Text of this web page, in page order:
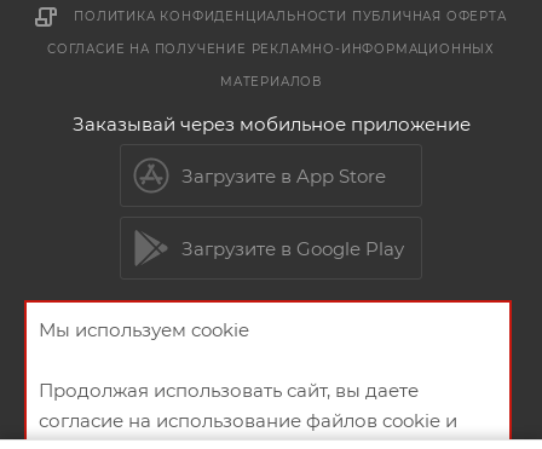
ПОЛИТИКА КОНФИДЕНЦИАЛЬНОСТИ ПУБЛИЧНАЯ ОФЕРТА
СОГЛАСИЕ НА ПОЛУЧЕНИЕ РЕКЛАМНО-ИНФОРМАЦИОННЫХ
МАТЕРИАЛОВ
Заказывай через мобильное приложение
Загрузите в App Store
Загрузите в Google Play
Мы используем cookie
Продолжая использовать сайт, вы даете
согласие на использование файлов cookie и